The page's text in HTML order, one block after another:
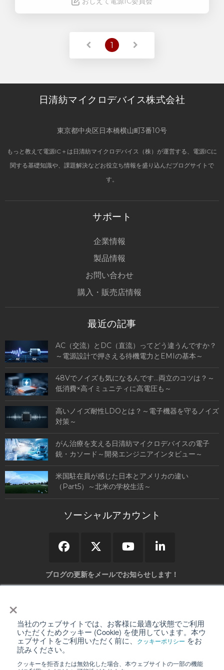
×
当社のウェブサイトでは、お客様に最適な状態でご利用
いただくためクッキー (Cookie) を使用しています。本ウ
ェブサイトをご利用いただく前に、
クッキーポリシー をお
読みください。
クッキーを拒否または無効化した場合、本ウェブサイトの一部の機能
1
日清紡マイクロデバイス株式会社
東京都中央区日本橋横山町3番10号
もっと教えて電源IC＋は日清紡マイクロデバイス（株）が運営する、電源ICに
関する基礎知識や、課題解決などお役立ち情報を盛り込んだブログサイトで
す。
サポート
企業情報
製品情報
お問い合わせ
購入・販売店情報
最近の記事
AC（交流）とDC（直流）ってどう違うんですか？
～電源設計で押さえる待機電力とEMIの基本～
48Vでノイズも気になるんです…両立のコツは？～
低消費×高イミュニティに高電圧も～
高いノイズ耐性LDOとは？～電子機器を守るノイズ
対策～
がん治療を支える日清紡マイクロデバイスの電子
銃・カソード～開発エンジニアインタビュー～
米国駐在員が感じた日本とアメリカの違い
（Part5）～北米の学校生活～
ソーシャルアカウント
ブログの更新をメールでお知らせします！
弊社の「個人情報保護について」をご確認いただき、同意の上送信して下さい。